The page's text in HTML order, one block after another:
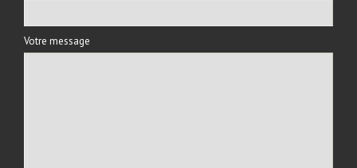
Votre message